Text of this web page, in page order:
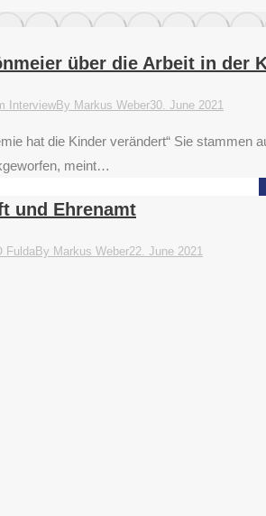
über die Arbeit in der
InterviewBy Markus Weber30. June 2021
hat die Kinder verändert“ Sie stammen
meint…
und Ehrenamt
FuldaBy Markus Weber22. June 2021